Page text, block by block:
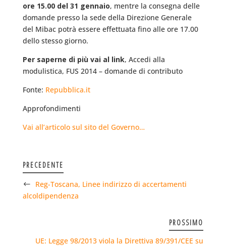
ore 15.00 del 31 gennaio, mentre la consegna delle
domande presso la sede della Direzione Generale
del Mibac potrà essere effettuata fino alle ore 17.00
dello stesso giorno.
Per saperne di più vai al link, Accedi alla
modulistica, FUS 2014 – domande di contributo
Fonte: Repubblica.it
Approfondimenti
Vai all’articolo sul sito del Governo…
PRECEDENTE
Reg-Toscana, Linee indirizzo di accertamenti
alcoldipendenza
PROSSIMO
UE: Legge 98/2013 viola la Direttiva 89/391/CEE su